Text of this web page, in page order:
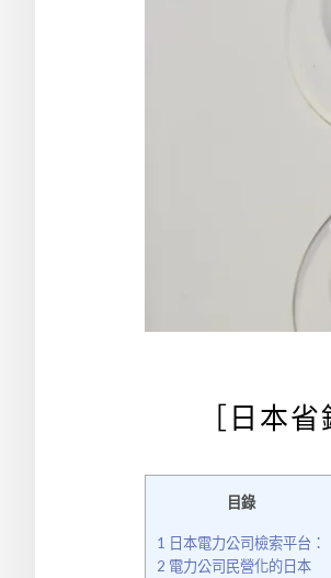
［日本
目錄
1 日本電力公司檢索平台：
2 電力公司民營化的日本